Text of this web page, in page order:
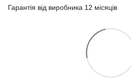
Гарантія від виробника 12 місяців